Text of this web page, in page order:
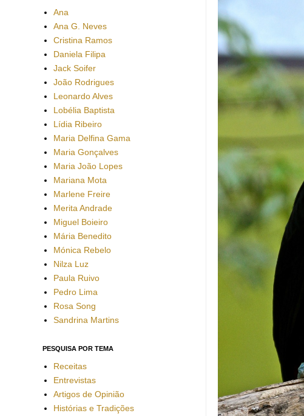
Ana
Ana G. Neves
Cristina Ramos
Daniela Filipa
Jack Soifer
João Rodrigues
Leonardo Alves
Lobélia Baptista
Lídia Ribeiro
Maria Delfina Gama
Maria Gonçalves
Maria João Lopes
Mariana Mota
Marlene Freire
Merita Andrade
Miguel Boieiro
Mária Benedito
Mónica Rebelo
Nilza Luz
Paula Ruivo
Pedro Lima
Rosa Song
Sandrina Martins
PESQUISA POR TEMA
Receitas
Entrevistas
Artigos de Opinião
Histórias e Tradições